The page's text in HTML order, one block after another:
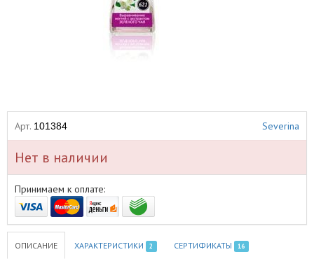
Арт. 101384 Severina
Нет в наличии
Принимаем к оплате:
ОПИСАНИЕ ХАРАКТЕРИСТИКИ 2 СЕРТИФИКАТЫ 16